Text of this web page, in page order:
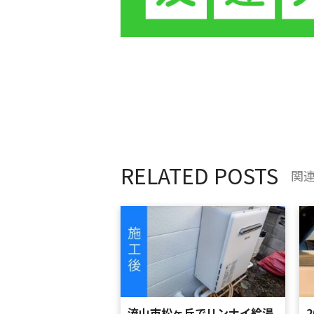
RELATED POSTS 関